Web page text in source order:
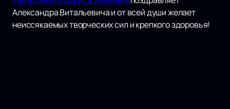
Александра Витальевича и от всей души желает
неиссякаемых творческих сил и крепкого здоровья!